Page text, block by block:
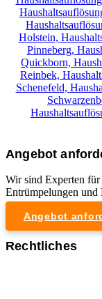
Holstein,
Pinneberg,
Quickborn,
Reinbek,
Schenefeld,
Angebot
Wir sind Experten
Entrümpelungen und
Angebot
Rechtliches